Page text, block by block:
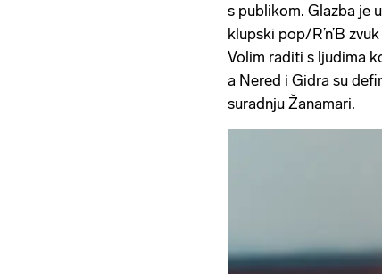
s publikom. Glazba je
klupski pop/R’n’B
Volim raditi s ljudima
a Nered i Gidra su
suradnju Žanamari.